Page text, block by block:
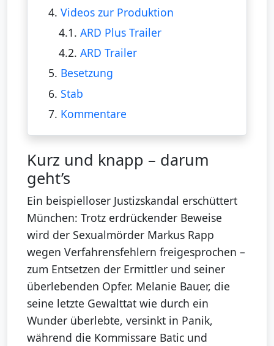
4. Videos zur Produktion
4.1.ARD Plus Trailer
4.2.ARD Trailer
5. Besetzung
6. Stab
7. Kommentare
Kurz und knapp – darum
geht’s
Ein beispielloser Justizskandal erschüttert
München: Trotz erdrückender Beweise
wird der Sexualmörder Markus Rapp
wegen Verfahrensfehlern freigesprochen –
zum Entsetzen der Ermittler und seiner
überlebenden Opfer. Melanie Bauer, die
seine letzte Gewalttat wie durch ein
Wunder überlebte, versinkt in Panik,
während die Kommissare Batic und